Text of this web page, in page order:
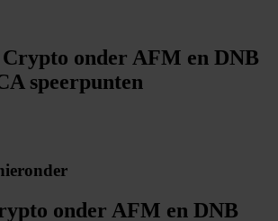
Crypto onder AFM en DNB
speerpunten
onder AFM en DNB